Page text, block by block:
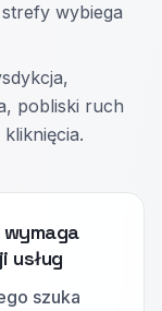
wybiega
pobliski ruch
usług
szuka